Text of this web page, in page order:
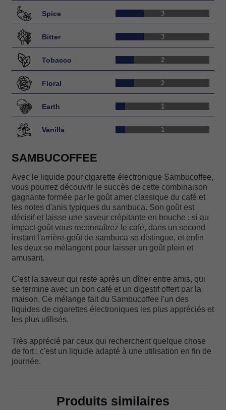
Spice 3
Bitter 3
Tobacco 2
Floral 2
Earth 1
Vanilla 1
SAMBUCOFFEE
Avec le liquide pour cigarette électronique Sambucoffee,
vous pourrez découvrir le succès de cette combinaison
gagnante formée par le goût amer classique du café et
les notes d'anis typiques du sambuca. Son goût est
décisif et laisse une saveur crépitante en bouche : si au
impact goût vous reconnaîtrez le café, dans un second
instant l'arrière-goût de sambuca se distingue, et enfin
les deux se mélangent pour laisser un goût plein et
amusant.
C'est la saveur qui reste après un dîner entre amis, qui
se termine avec un bon café et un digestif offert par la
maison. Ce mélange fait du Sambucoffee l'un des
liquides de cigarettes électroniques les plus appréciés et
les plus utilisés.
Très apprécié par ceux qui recherchent quelque chose
de fort ; c'est un liquide adapté à une utilisation en fin de
journée.
Produits similaires